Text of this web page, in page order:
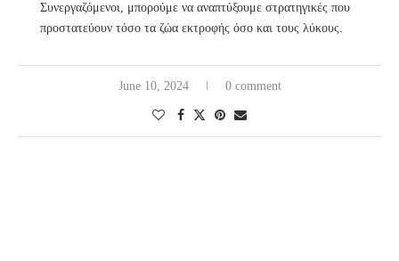
Συνεργαζόμενοι, μπορούμε να αναπτύξουμε στρατηγικές που
προστατεύουν τόσο τα ζώα εκτροφής όσο και τους λύκους.
June 10, 2024 0 comment